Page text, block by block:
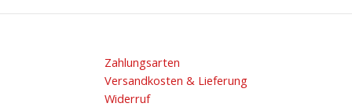
Zahlungsarten
Versandkosten & Lieferung
Widerruf